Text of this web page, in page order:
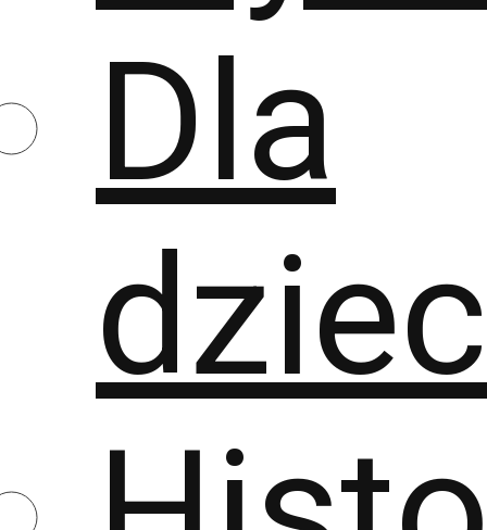
Dla